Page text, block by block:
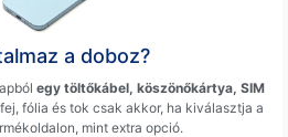
a doboz?
egy töltőkábel, köszönőkártya, SIM
fólia és tok csak akkor, ha kiválasztja a
mint extra opció.